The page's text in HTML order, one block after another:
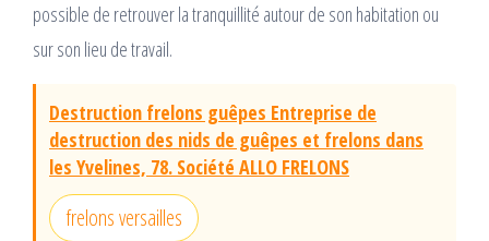
possible de retrouver la tranquillité autour de son habitation ou
sur son lieu de travail.
Destruction frelons guêpes Entreprise de
destruction des nids de guêpes et frelons dans
les Yvelines, 78. Société ALLO FRELONS
frelons versailles